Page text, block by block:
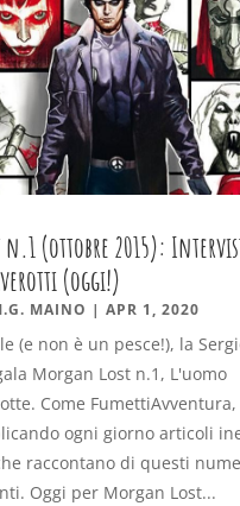
n.1 (ottobre 2015):
(oggi!)
MAINO | APR 1, 2020
(e non è un pesce!), la
Morgan Lost n.1, L'uomo
Come FumettiAvventura,
ogni giorno articoli
raccontano di questi
Oggi per Morgan Lost...